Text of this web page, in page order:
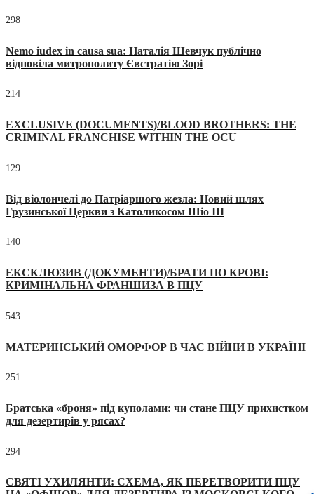
298
Nemo iudex in causa sua: Наталія Шевчук публічно
відповіла митрополиту Євстратію Зорі
214
EXCLUSIVE (DOCUMENTS)/BLOOD BROTHERS: THE
CRIMINAL FRANCHISE WITHIN THE OCU
129
Від віолончелі до Патріаршого жезла: Новий шлях
Грузинської Церкви з Католикосом Шіо III
140
ЕКСКЛЮЗИВ (ДОКУМЕНТИ)/БРАТИ ПО КРОВІ:
КРИМІНАЛЬНА ФРАНШИЗА В ПЦУ
543
МАТЕРИНСЬКИЙ ОМОРФОР В ЧАС ВІЙНИ В УКРАЇНІ
251
Братська «броня» під куполами: чи стане ПЦУ прихистком
для дезертирів у рясах?
294
СВЯТІ УХИЛЯНТИ: СХЕМА, ЯК ПЕРЕТВОРИТИ ПЦУ